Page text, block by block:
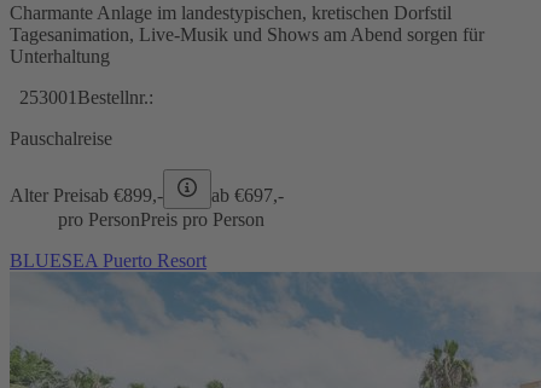
Charmante Anlage im landestypischen, kretischen Dorfstil
Tagesanimation, Live-Musik und Shows am Abend sorgen für
Unterhaltung
253001 Bestellnr.:
Pauschalreise
Alter Preisab €899,- ab €697,-
pro PersonPreis pro Person
BLUESEA Puerto Resort